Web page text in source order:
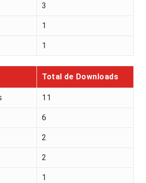
3
1
1
Total de Downloads
11
6
2
2
1